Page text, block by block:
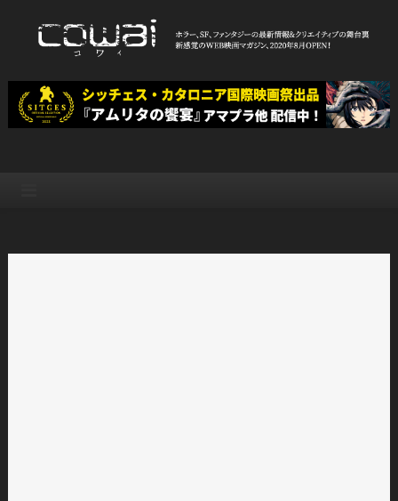
WEB映画マガジン「cowai コ
ワイ」